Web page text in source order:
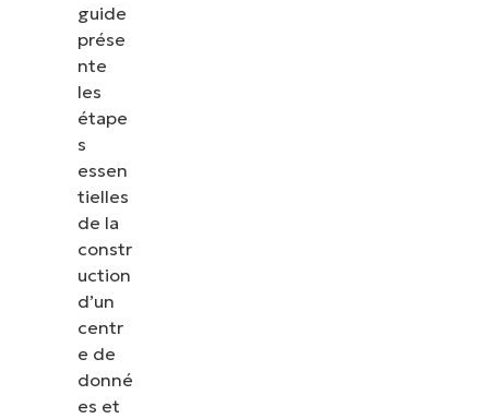
guide
prése
nte
les
étape
s
essen
tielles
de la
constr
uction
d’un
centr
e de
donné
es et